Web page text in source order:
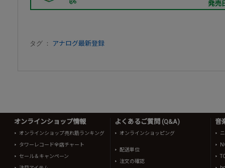
タグ ： アナログ最新登録
オンラインショップ情報
オンラインショップ売れ筋ランキング
タワーレコード全店チャート
セール＆キャンペーン
よくあるご質問 (Q&A)
オンラインショッピング
配送単位
注文の確認
音